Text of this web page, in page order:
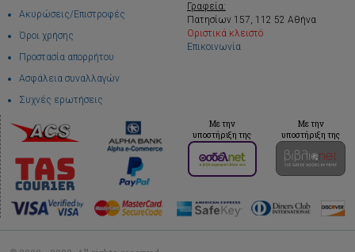
Ακυρώσεις/Επιστροφές
Όροι χρήσης
Προστασία απορρήτου
Ασφάλεια συναλλαγών
Συχνές ερωτήσεις
Γραφεία:
Πατησίων 157, 112 52 Αθήνα
Οριστικά κλειστό
Επικοινωνία
Με την
υποστήριξη της
Με την
υποστήριξη της